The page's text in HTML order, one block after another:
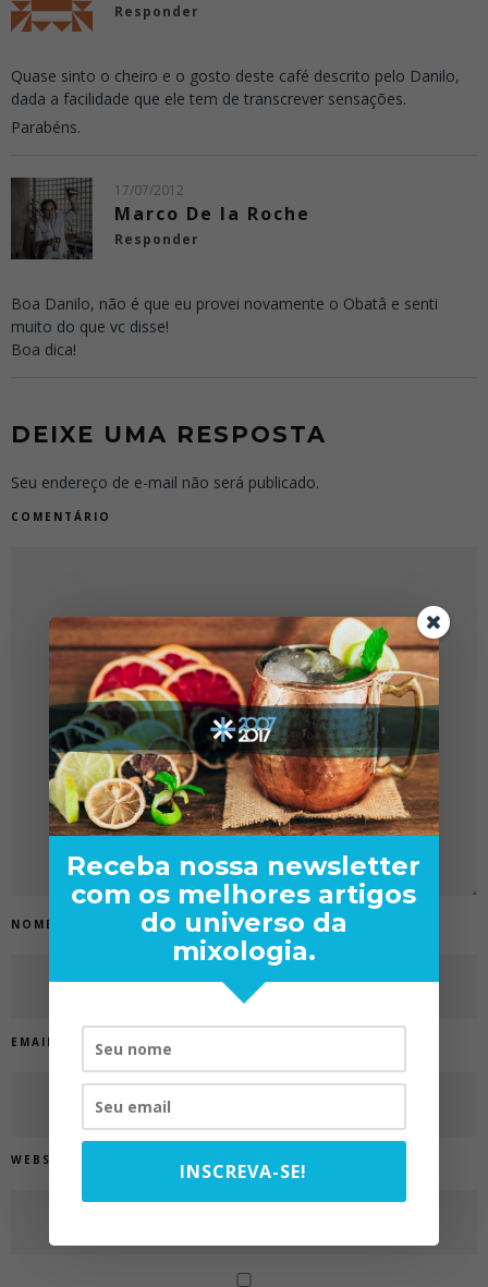
Responder
Quase sinto o cheiro e o gosto deste café descrito pelo Danilo,
dada a facilidade que ele tem de transcrever sensações.
Parabéns.
17/07/2012
Marco De la Roche
Responder
Boa Danilo, não é que eu provei novamente o Obatâ e senti
muito do que vc disse!
Boa dica!
DEIXE UMA RESPOSTA
Seu endereço de e-mail não será publicado.
COMENTÁRIO
NOME
EMAIL
WEBSITE
Receba nossa newsletter
com os melhores artigos
do universo da
mixologia.
INSCREVA-SE!